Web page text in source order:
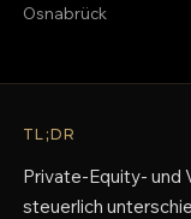
Osnabrück
TL;DR
Private-Equity- und
steuerlich